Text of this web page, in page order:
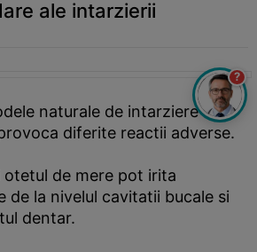
ale intarzierii
naturale de intarziere a
diferite reactii adverse.
otetul de mere pot irita
de la nivelul cavitatii bucale si
dentar.
?